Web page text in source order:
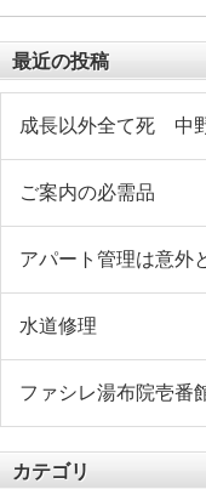
最近の投稿
成長以外全て死 中
ご案内の必需品
アパート管理は意外
水道修理
ファシレ湯布院壱番
カテゴリ